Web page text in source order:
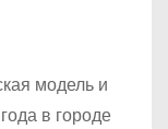
модель и
в городе